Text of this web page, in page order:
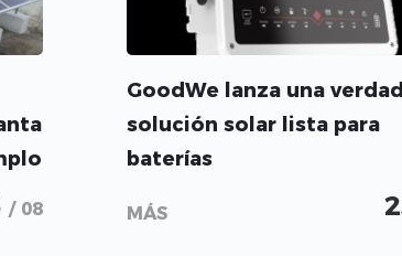
/ 08
GoodWe lanza una
solución solar lista para
baterías
MÁS